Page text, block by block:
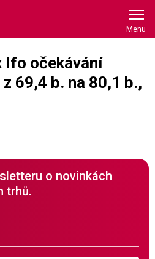
Ifo očekávání
69,4 b. na 80,1 b.,
o novinkách
trhů.